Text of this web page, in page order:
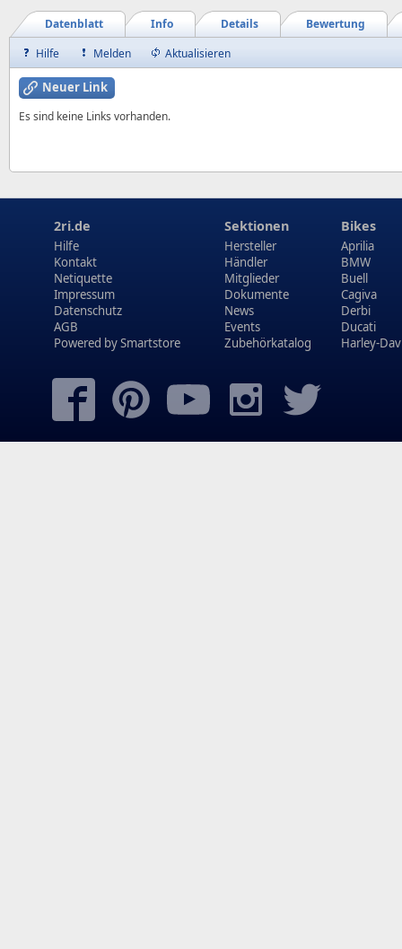
Bewertung
Details
Info
Datenblatt
Hilfe
Melden Aktualisieren
Neuer Link
Es sind keine Links vorhanden.
2ri.de
Hilfe
Kontakt
Netiquette
Impressum
Datenschutz
AGB
Powered bySmartstore
Sektionen
Hersteller
Händler
Mitglieder
Dokumente
News
Events
Zubehörkatalog
Bikes
Aprilia
BMW
Buell
Cagiva
Derbi
Ducati
Harley-